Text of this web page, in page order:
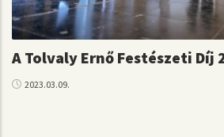
A Tolvaly Ernő Festészeti Díj
2023.03.09.